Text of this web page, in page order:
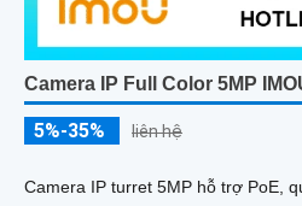
Camera IP Full Color 5MP
5%-35% liên hệ
Camera IP turret 5MP hỗ trợ PoE,